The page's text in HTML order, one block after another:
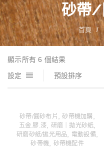
砂帶/
首頁 /
顯示所有 6 個結果
設定
預設排序
砂帶/圓砂布片 ,砂帶機加購
五金.膠.漆 研磨｜拋光砂紙
研磨砂紙/拋光用品 電動設備,
砂帶機 砂帶機配件